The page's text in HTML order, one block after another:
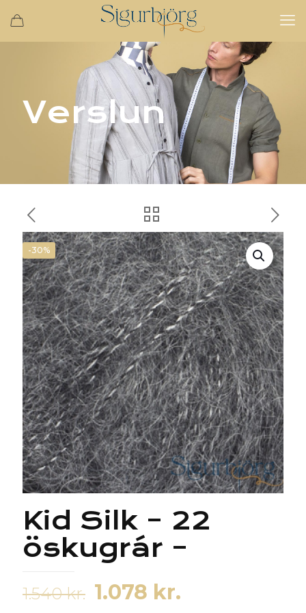
Verslun
-30%
Kid Silk – 22
öskugrár –
1.540kr. Original
1.078 kr.